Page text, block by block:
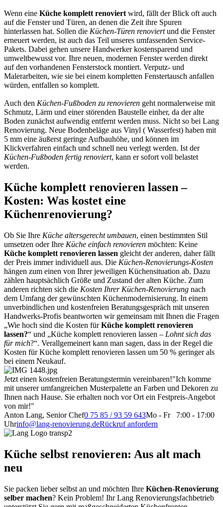
Wenn eine Küche komplett renoviert wird, fällt der Blick oft auch
auf die Fenster und Türen, an denen die Zeit ihre Spuren
hinterlassen hat. Sollen die Küchen-Türen renoviertund die Fenster
erneuert werden, ist auch das Teil unseres umfassenden Service-
Pakets. Dabei gehen unsere Handwerker kostensparend und
umweltbewusst vor. Ihre neuen, modernen Fenster werden direkt
auf den vorhandenen Fensterstock montiert. Verputz- und
Malerarbeiten, wie sie bei einem kompletten Fenstertausch anfallen
würden, entfallen so komplett.
Auch den Küchen-Fußboden zu renovieren geht normalerweise mit
Schmutz, Lärm und einer störenden Baustelle einher, da der alte
Boden zunächst aufwendig entfernt werden muss. Nicht so bei Lang
Renovierung. Neue Bodenbeläge aus Vinyl ( Wasserfest) haben mit
5 mm eine äußerst geringe Aufbauhöhe, und können im
Klickverfahren einfach und schnell neu verlegt werden. Ist der
Küchen-Fußboden fertig renoviert, kann er sofort voll belastet
werden.
Küche komplett renovieren lassen –
Kosten: Was kostet eine
Küchenrenovierung?
Ob Sie Ihre Küche altersgerecht umbauen, einen bestimmten Stil
umsetzen oder Ihre Küche einfach renovieren möchten: Keine
Küche komplett renovieren lassen gleicht der anderen, daher fällt
der Preis immer individuell aus. Die Küchen-Renovierungs-Kosten
hängen zum einen von Ihrer jeweiligen Küchensituation ab. Dazu
zählen hauptsächlich Größe und Zustand der alten Küche. Zum
anderen richten sich die Kosten Ihrer Küchen-Renovierung nach
dem Umfang der gewünschten Küchenmodernisierung. In einem
unverbindlichen und kostenfreien Beratungsgespräch mit unseren
Handwerks-Profis beantworten wir gemeinsam mit Ihnen die Fragen
„Wie hoch sind die Kosten fürKüche komplett renovieren
lassen?“ und „Küche komplett renovieren lassen – Lohnt sich das
für mich?“. Verallgemeinert kann man sagen, dass in der Regel die
Kosten für Küche komplett renovieren lassen um 50 % geringer als
bei einem Neukauf.
Jetzt einen kostenfreien Beratungstermin vereinbaren!"Ich komme
mit unserer umfangreichen Musterpalette an Farben und Dekoren zu
Ihnen nach Hause. Sie erhalten noch vor Ort ein Festpreis-Angebot
von mir!"
Anton Lang, Senior Chef0 75 85 / 93 59 643Mo - Fr 7:00 - 17:00
Uhrinfo@lang-renovierung.deRückruf anfordern
Küche selbst renovieren: Aus alt mach
neu
Sie packen lieber selbst an und möchten Ihre Küchen-Renovierung
selber machen? Kein Problem! Ihr Lang Renovierungsfachbetrieb